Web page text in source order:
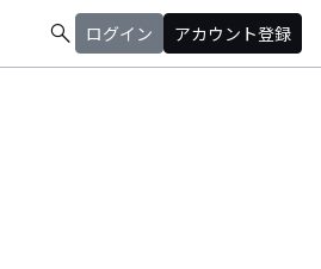
search ログイン アカウント登録